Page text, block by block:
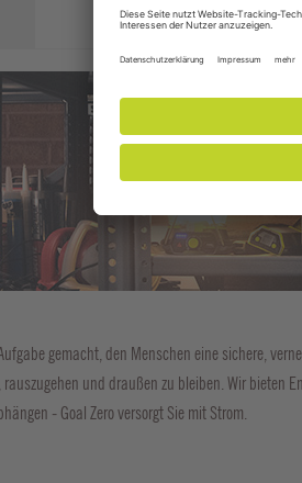
gemacht, den Menschen eine sichere,
und draußen zu bleiben. Wir bieten
- Goal Zero versorgt Sie mit Strom.